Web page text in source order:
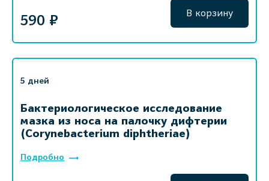
590 ₽ В корзину
5 дней
Бактериологическое исследование
мазка из носа на палочку дифтерии
(Corynebacterium diphtheriae)
Подробно